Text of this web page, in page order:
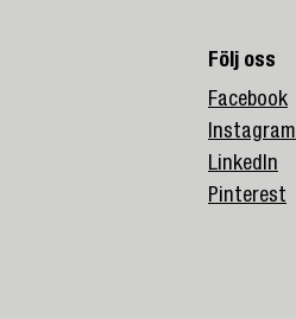
Följ oss
Facebook
Instagram
LinkedIn
Pinterest